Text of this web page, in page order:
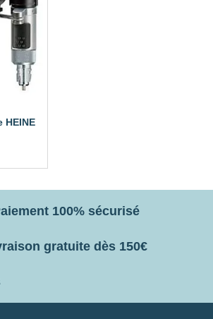
HEINE
100% sécurisé
gratuite dès 150€